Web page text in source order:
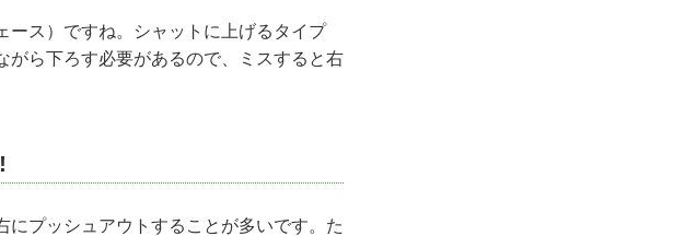
ース）ですね。シャットに上げるタイプ
がら下ろす必要があるので、ミスすると右
プッシュアウトすることが多いです。た